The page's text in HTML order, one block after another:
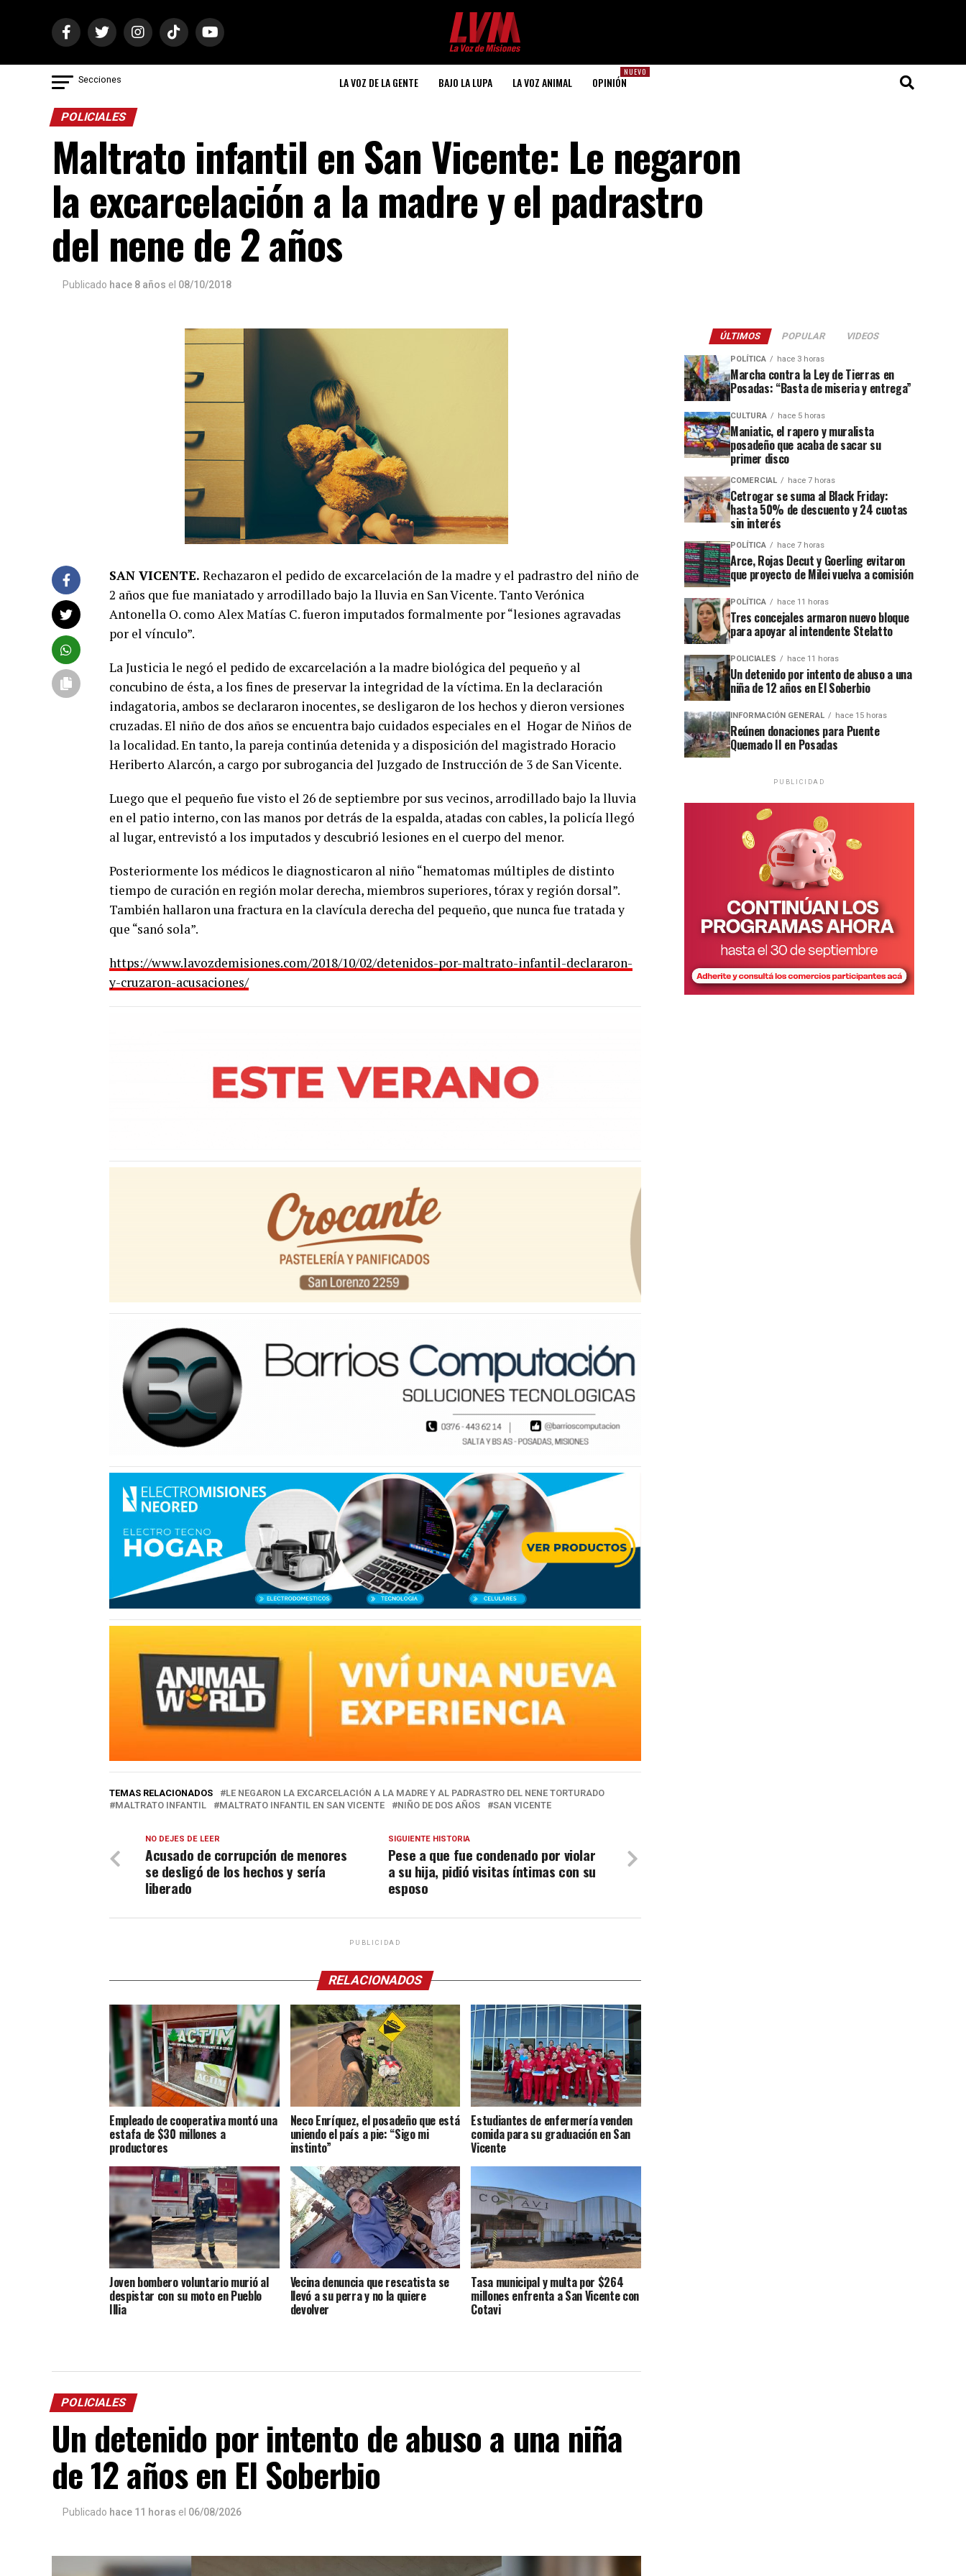
Secciones LA VOZ DE LA GENTE BAJO LA LUPA LA VOZ ANIMAL
NUEVO
OPINIÓN
POLICIALES
Maltrato infantil en San Vicente: Le negaron
la excarcelación a la madre y el padrastro
del nene de 2 años
Publicado hace 8 años el 08/10/2018
SAN VICENTE. Rechazaron el pedido de excarcelación de la madre y el padrastro del niño de
2 años que fue maniatado y arrodillado bajo la lluvia en San Vicente. Tanto Verónica
Antonella O. como Alex Matías C. fueron imputados formalmente por “lesiones agravadas
por el vínculo”.
La Justicia le negó el pedido de excarcelación a la madre biológica del pequeño y al
concubino de ésta, a los fines de preservar la integridad de la víctima. En la declaración
indagatoria, ambos se declararon inocentes, se desligaron de los hechos y dieron versiones
cruzadas. El niño de dos años se encuentra bajo cuidados especiales en el Hogar de Niños de
la localidad. En tanto, la pareja continúa detenida y a disposición del magistrado Horacio
Heriberto Alarcón, a cargo por subrogancia del Juzgado de Instrucción de 3 de San Vicente.
Luego que el pequeño fue visto el 26 de septiembre por sus vecinos, arrodillado bajo la lluvia
en el patio interno, con las manos por detrás de la espalda, atadas con cables, la policía llegó
al lugar, entrevistó a los imputados y descubrió lesiones en el cuerpo del menor.
Posteriormente los médicos le diagnosticaron al niño “hematomas múltiples de distinto
tiempo de curación en región molar derecha, miembros superiores, tórax y región dorsal”.
También hallaron una fractura en la clavícula derecha del pequeño, que nunca fue tratada y
que “sanó sola”.
https://www.lavozdemisiones.com/2018/10/02/detenidos-por-maltrato-infantil-declararon-
y-cruzaron-acusaciones/
TEMAS RELACIONADOS
LE NEGARON LA EXCARCELACIÓN A LA MADRE Y AL PADRASTRO DEL NENE TORTURADO
MALTRATO INFANTIL
MALTRATO INFANTIL EN SAN VICENTE NIÑO DE DOS AÑOS SAN VICENTE
SIGUIENTE HISTORIA
Pese a que fue condenado por violar
a su hija, pidió visitas íntimas con su
esposo
NO DEJES DE LEER
Acusado de corrupción de menores
se desligó de los hechos y sería
liberado
PUBLICIDAD
RELACIONADOS
Empleado de cooperativa montó una
estafa de $30 millones a
productores
Neco Enríquez, el posadeño que está
uniendo el país a pie: “Sigo mi
instinto”
Estudiantes de enfermería venden
comida para su graduación en San
Vicente
Joven bombero voluntario murió al
despistar con su moto en Pueblo
Illia
Vecina denuncia que rescatista se
llevó a su perra y no la quiere
devolver
Tasa municipal y multa por $264
millones enfrenta a San Vicente con
Cotavi
POLICIALES
Un detenido por intento de abuso a una niña
de 12 años en El Soberbio
Publicado hace 11 horas el 06/08/2026
ÚLTIMOS POPULAR VIDEOS
POLÍTICA hace 3 horas
Marcha contra la Ley de Tierras en
Posadas: “Basta de miseria y entrega”
CULTURA hace 5 horas
Maniatic, el rapero y muralista
posadeño que acaba de sacar su
primer disco
COMERCIAL hace 7 horas
Cetrogar se suma al Black Friday:
hasta 50% de descuento y 24 cuotas
sin interés
POLÍTICA hace 7 horas
Arce, Rojas Decut y Goerling evitaron
que proyecto de Milei vuelva a comisión
POLÍTICA hace 11 horas
Tres concejales armaron nuevo bloque
para apoyar al intendente Stelatto
POLICIALES hace 11 horas
Un detenido por intento de abuso a una
niña de 12 años en El Soberbio
INFORMACIÓN GENERAL hace 15 horas
Reúnen donaciones para Puente
Quemado II en Posadas
PUBLICIDAD